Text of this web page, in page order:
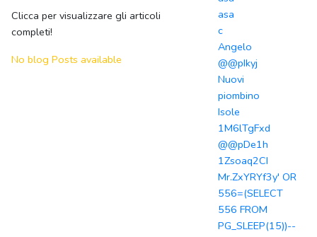
Clicca per visualizzare gli articoli
completi!
No blog Posts available
asa
c
Angelo
@@pIkyj
Nuovi
piombino
Isole
1M6lTgFxd
@@pDe1h
1Zsoaq2CI
Mr.ZxYRYf3y' OR
556=(SELECT
556 FROM
PG_SLEEP(15))--